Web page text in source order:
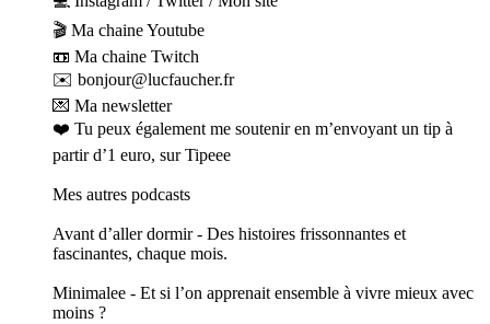
🎬 Ma chaine Youtube
📼 Ma chaine Twitch
✉️ bonjour@lucfaucher.fr
💌 Ma newsletter
❤️ Tu peux également me soutenir en m’envoyant un tip à
partir d’1 euro, sur Tipeee
Mes autres podcasts
Avant d’aller dormir - Des histoires frissonnantes et
fascinantes, chaque mois.
Minimalee - Et si l’on apprenait ensemble à vivre mieux avec
moins ?